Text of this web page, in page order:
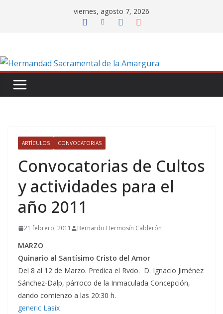
viernes, agosto 7, 2026
ARTÍCULOS CONVOCATORIAS
Convocatorias de Cultos
y actividades para el
año 2011
21 febrero, 2011 Bernardo Hermosín Calderón
MARZO
Quinario al Santísimo Cristo del Amor
Del 8 al 12 de Marzo. Predica el Rvdo. D. Ignacio Jiménez
Sánchez-Dalp, párroco de la Inmaculada Concepción,
dando comienzo a las 20:30 h.
generic Lasix